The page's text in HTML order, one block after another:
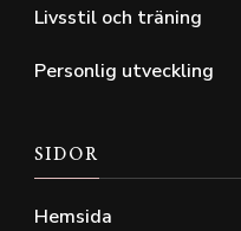
Livsstil och träning
Personlig utveckling
SIDOR
Hemsida